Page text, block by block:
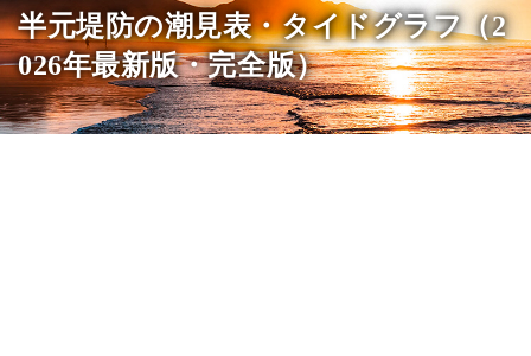
半元堤防の潮見表・タイドグラフ（2
026年最新版・完全版）